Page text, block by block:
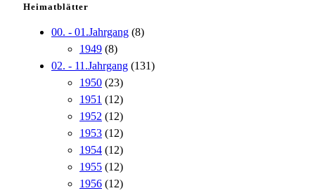
Heimatblätter
00. - 01.Jahrgang (8)
1949 (8)
02. - 11.Jahrgang (131)
1950 (23)
1951 (12)
1952 (12)
1953 (12)
1954 (12)
1955 (12)
1956 (12)